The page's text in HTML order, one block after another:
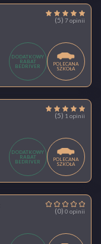
(5) 7 opinii
DODATKOWY
RABAT
BEDRIVER
POLECANA
SZKOŁA
(5) 1 opinii
DODATKOWY
RABAT
BEDRIVER
POLECANA
SZKOŁA
(0) 0 opinii